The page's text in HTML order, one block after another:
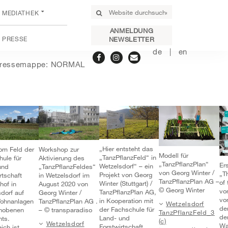
ANMELDUNG
NEWSLETTER
de en
MEDIATHEK
PRESSE
NORMAL
Feld der
für
in
auf
Workshop zur
Aktivierung des
„TanzPflanzFeldes“
in Wetzelsdorf im
August 2020 von
Georg Winter /
TanzPflanzPlan AG .
– © transparadiso
Wetzelsdorf
„Hier entsteht das
„TanzPflanzFeld“ in
Wetzelsdorf“ – ein
Projekt von Georg
Winter (Stuttgart) /
TanzPflanzPlan AG,
in Kooperation mit
der Fachschule für
Land- und
Forstwirtschaft
Modell für
„TanzPflanzPlan“
von Georg Winter /
TanzPflanzPlan AG –
© Georg Winter
Wetzelsdorf
TanzPflanzFeld_3
(c)
of